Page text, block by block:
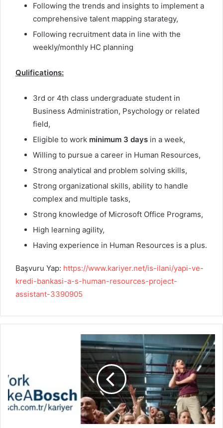
Following the trends and insights to implement a
comprehensive talent mapping starategy,
Following recruitment data in line with the
weekly/monthly HC planning
Qulifications:
3rd or 4th class undergraduate student in
Business Administration, Psychology or related
field,
Eligible to work minimum 3 days in a week,
Willing to pursue a career in Human Resources,
Strong analytical and problem solving skills,
Strong organizational skills, ability to handle
complex and multiple tasks,
Strong knowledge of Microsoft Office Programs,
High learning agility,
Having experience in Human Resources is a plus.
Başvuru Yap: https://www.kariyer.net/is-ilani/yapi-ve-
kredi-bankasi-a-s-human-resources-project-
assistant-3390905